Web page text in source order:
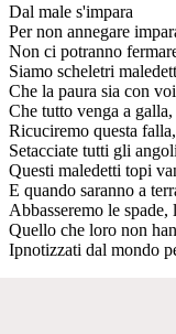
Dal male s'impara
Per non annegare
Non ci potranno
Siamo scheletri
Che la paura sia con
Che tutto venga a
Ricuciremo questa
Setacciate tutti gli angoli
Questi maledetti topi
E quando saranno a
Abbasseremo le
Quello che loro non
Ipnotizzati dal mondo